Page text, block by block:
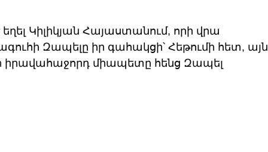
Կիլիկյան Հայաստանում, որի վրա
Զապելը իր գահակցի՝ Հեթումի հետ, այն
միապետը հենց Զապել